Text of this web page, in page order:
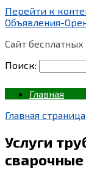
Перейти к
Объявления-
Сайт
Поиск:
Главная
Главная страница
Услуги